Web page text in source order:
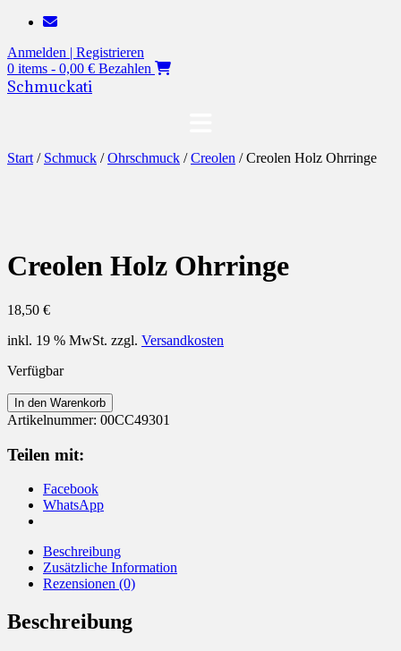
Zum
springen
Anmelden | Registrieren
0 items - 0,00 € Bezahlen
Schmuckati
Start / Schmuck /Ohrschmuck /Creolen / Creolen Holz Ohrringe
Creolen Holz Ohrringe
18,50 €
inkl. 19 % MwSt. zzgl. Versandkosten
Verfügbar
Creolen
Holz
Menge
In den Warenkorb
Artikelnummer: 00CC49301
Teilen mit:
Facebook
WhatsApp
Beschreibung
Zusätzliche Information
Rezensionen (0)
Beschreibung